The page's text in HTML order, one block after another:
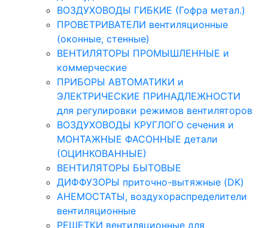
ВОЗДУХОВОДЫ ГИБКИЕ (Гофра метал.)
ПРОВЕТРИВАТЕЛИ вентиляционные
(оконные, стенные)
ВЕНТИЛЯТОРЫ ПРОМЫШЛЕННЫЕ и
коммерческие
ПРИБОРЫ АВТОМАТИКИ и
ЭЛЕКТРИЧЕСКИЕ ПРИНАДЛЕЖНОСТИ
для регулировки режимов вентиляторов
ВОЗДУХОВОДЫ КРУГЛОГО сечения и
МОНТАЖНЫЕ ФАСОННЫЕ детали
(ОЦИНКОВАННЫЕ)
ВЕНТИЛЯТОРЫ БЫТОВЫЕ
ДИФФУЗОРЫ приточно-вытяжные (DK)
АНЕМОСТАТЫ, воздухораспределители
вентиляционные
РЕШЕТКИ вентиляционные для